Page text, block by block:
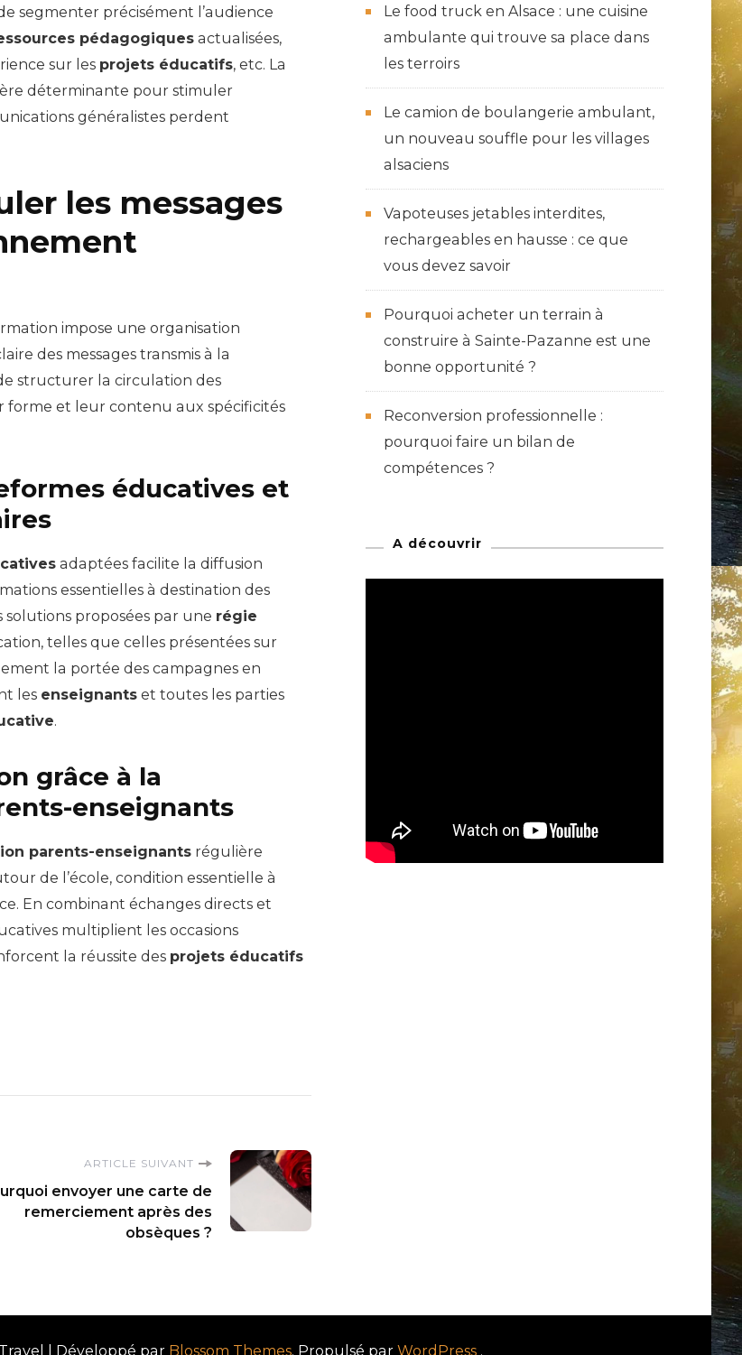
segmenter précisément l’audience
pédagogiquesactualisées,
sur les projets éducatifs, etc. La
déterminante pour stimuler
généralistes perdent
les messages
impose une organisation
des messages transmis à la
de structurer la circulation des
et leur contenu aux spécificités
éducatives et
adaptées facilite la diffusion
essentielles à destination des
solutions proposées par une régie
telles que celles présentées sur
la portée des campagnes en
les enseignantset toutes les parties
.
grâce à la
enseignants
parents-enseignantsrégulière
de l’école, condition essentielle à
En combinant échanges directs et
multiplient les occasions
la réussite des projets éducatifs
ARTICLE SUIVANT
envoyer une carte de
remerciement après des
obsèques ?
Le food truck en Alsace : une cuisine
ambulante qui trouve sa place dans
les terroirs
Le camion de boulangerie ambulant,
un nouveau souffle pour les villages
alsaciens
Vapoteuses jetables interdites,
rechargeables en hausse : ce que
vous devez savoir
Pourquoi acheter un terrain à
construire à Sainte-Pazanne est une
bonne opportunité ?
Reconversion professionnelle :
pourquoi faire un bilan de
compétences ?
A découvrir
| Développé par Blossom Themes. Propulsé parWordPress .